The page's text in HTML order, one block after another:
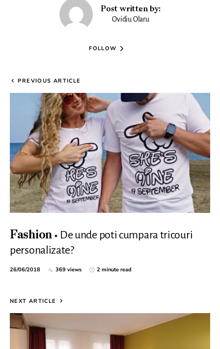
Post written by:
Ovidiu Olaru
FOLLOW
PREVIOUS ARTICLE
Fashion
De unde poti cumpara tricouri
personalizate?
26/06/2018 369 views 2 minute read
NEXT ARTICLE